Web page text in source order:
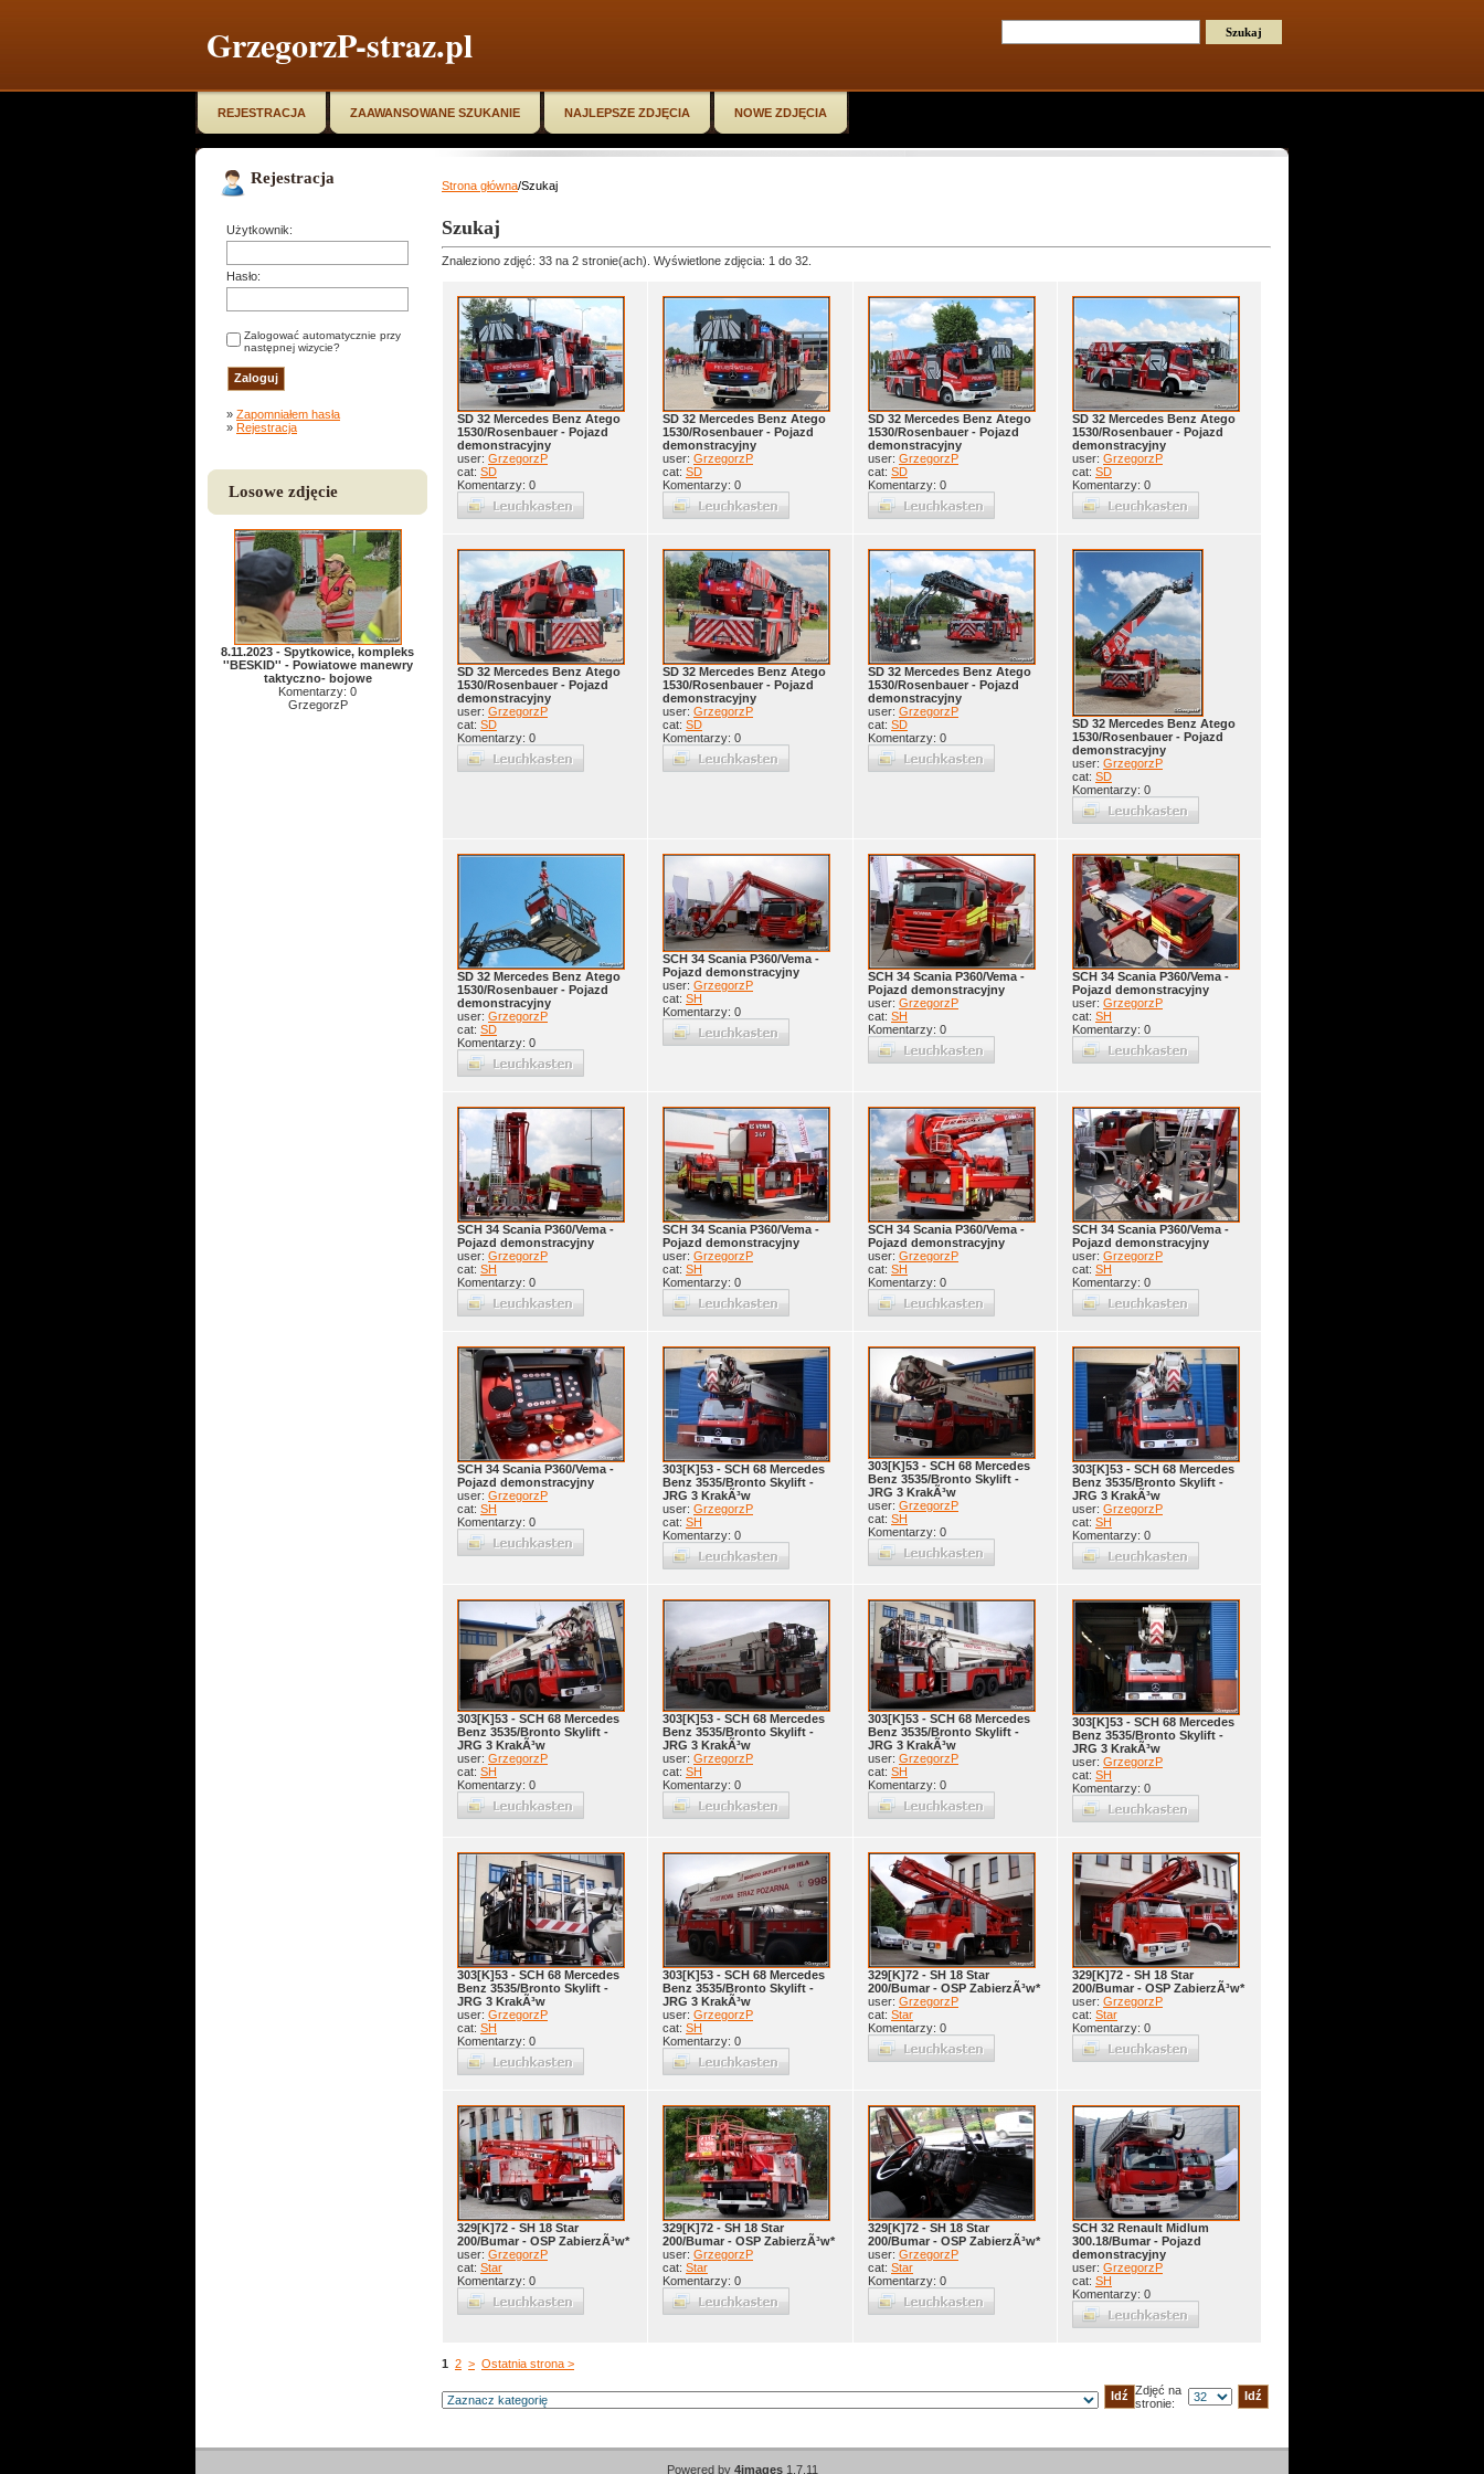
GrzegorzP-straz.pl
REJESTRACJA ZAAWANSOWANE SZUKANIE NAJLEPSZE ZDJĘCIA NOWE ZDJĘCIA
Rejestracja
Użytkownik:
Hasło:
Zalogować automatycznie przy
następnej wizycie?
» Zapomniałem hasła
» Rejestracja
Losowe zdjęcie
8.11.2023 - Spytkowice, kompleks
''BESKID'' - Powiatowe manewry
taktyczno- bojowe
Komentarzy: 0
GrzegorzP
Strona główna/Szukaj
Szukaj
Znaleziono zdjęć: 33 na 2 stronie(ach). Wyświetlone zdjęcia: 1 do 32.
SD 32 Mercedes Benz Atego
1530/Rosenbauer - Pojazd
demonstracyjny
user: GrzegorzP
cat: SD
Komentarzy: 0
SD 32 Mercedes Benz Atego
1530/Rosenbauer - Pojazd
demonstracyjny
user: GrzegorzP
cat: SD
Komentarzy: 0
SD 32 Mercedes Benz Atego
1530/Rosenbauer - Pojazd
demonstracyjny
user: GrzegorzP
cat: SD
Komentarzy: 0
SD 32 Mercedes Benz Atego
1530/Rosenbauer - Pojazd
demonstracyjny
user: GrzegorzP
cat: SD
Komentarzy: 0
SD 32 Mercedes Benz Atego
1530/Rosenbauer - Pojazd
demonstracyjny
user: GrzegorzP
cat: SD
Komentarzy: 0
SD 32 Mercedes Benz Atego
1530/Rosenbauer - Pojazd
demonstracyjny
user: GrzegorzP
cat: SD
Komentarzy: 0
SD 32 Mercedes Benz Atego
1530/Rosenbauer - Pojazd
demonstracyjny
user: GrzegorzP
cat: SD
Komentarzy: 0
SD 32 Mercedes Benz Atego
1530/Rosenbauer - Pojazd
demonstracyjny
user: GrzegorzP
cat: SD
Komentarzy: 0
SD 32 Mercedes Benz Atego
1530/Rosenbauer - Pojazd
demonstracyjny
user: GrzegorzP
cat: SD
Komentarzy: 0
SCH 34 Scania P360/Vema -
Pojazd demonstracyjny
user: GrzegorzP
cat: SH
Komentarzy: 0
SCH 34 Scania P360/Vema -
Pojazd demonstracyjny
user: GrzegorzP
cat: SH
Komentarzy: 0
SCH 34 Scania P360/Vema -
Pojazd demonstracyjny
user: GrzegorzP
cat: SH
Komentarzy: 0
SCH 34 Scania P360/Vema -
Pojazd demonstracyjny
user: GrzegorzP
cat: SH
Komentarzy: 0
SCH 34 Scania P360/Vema -
Pojazd demonstracyjny
user: GrzegorzP
cat: SH
Komentarzy: 0
SCH 34 Scania P360/Vema -
Pojazd demonstracyjny
user: GrzegorzP
cat: SH
Komentarzy: 0
SCH 34 Scania P360/Vema -
Pojazd demonstracyjny
user: GrzegorzP
cat: SH
Komentarzy: 0
SCH 34 Scania P360/Vema -
Pojazd demonstracyjny
user: GrzegorzP
cat: SH
Komentarzy: 0
303[K]53 - SCH 68 Mercedes
Benz 3535/Bronto Skylift -
JRG 3 KrakÃ³w
user: GrzegorzP
cat: SH
Komentarzy: 0
303[K]53 - SCH 68 Mercedes
Benz 3535/Bronto Skylift -
JRG 3 KrakÃ³w
user: GrzegorzP
cat: SH
Komentarzy: 0
303[K]53 - SCH 68 Mercedes
Benz 3535/Bronto Skylift -
JRG 3 KrakÃ³w
user: GrzegorzP
cat: SH
Komentarzy: 0
303[K]53 - SCH 68 Mercedes
Benz 3535/Bronto Skylift -
JRG 3 KrakÃ³w
user: GrzegorzP
cat: SH
Komentarzy: 0
303[K]53 - SCH 68 Mercedes
Benz 3535/Bronto Skylift -
JRG 3 KrakÃ³w
user: GrzegorzP
cat: SH
Komentarzy: 0
303[K]53 - SCH 68 Mercedes
Benz 3535/Bronto Skylift -
JRG 3 KrakÃ³w
user: GrzegorzP
cat: SH
Komentarzy: 0
303[K]53 - SCH 68 Mercedes
Benz 3535/Bronto Skylift -
JRG 3 KrakÃ³w
user: GrzegorzP
cat: SH
Komentarzy: 0
303[K]53 - SCH 68 Mercedes
Benz 3535/Bronto Skylift -
JRG 3 KrakÃ³w
user: GrzegorzP
cat: SH
Komentarzy: 0
303[K]53 - SCH 68 Mercedes
Benz 3535/Bronto Skylift -
JRG 3 KrakÃ³w
user: GrzegorzP
cat: SH
Komentarzy: 0
329[K]72 - SH 18 Star
200/Bumar - OSP ZabierzÃ³w*
user: GrzegorzP
cat: Star
Komentarzy: 0
329[K]72 - SH 18 Star
200/Bumar - OSP ZabierzÃ³w*
user: GrzegorzP
cat: Star
Komentarzy: 0
329[K]72 - SH 18 Star
200/Bumar - OSP ZabierzÃ³w*
user: GrzegorzP
cat: Star
Komentarzy: 0
329[K]72 - SH 18 Star
200/Bumar - OSP ZabierzÃ³w*
user: GrzegorzP
cat: Star
Komentarzy: 0
329[K]72 - SH 18 Star
200/Bumar - OSP ZabierzÃ³w*
user: GrzegorzP
cat: Star
Komentarzy: 0
SCH 32 Renault Midlum
300.18/Bumar - Pojazd
demonstracyjny
user: GrzegorzP
cat: SH
Komentarzy: 0
1 2 > Ostatnia strona >
Zdjęć na
stronie:
Powered by 4images1.7.11